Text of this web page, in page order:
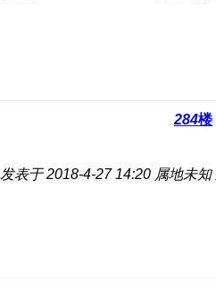
284楼
发表于 2018-4-27 14:20 属地未知